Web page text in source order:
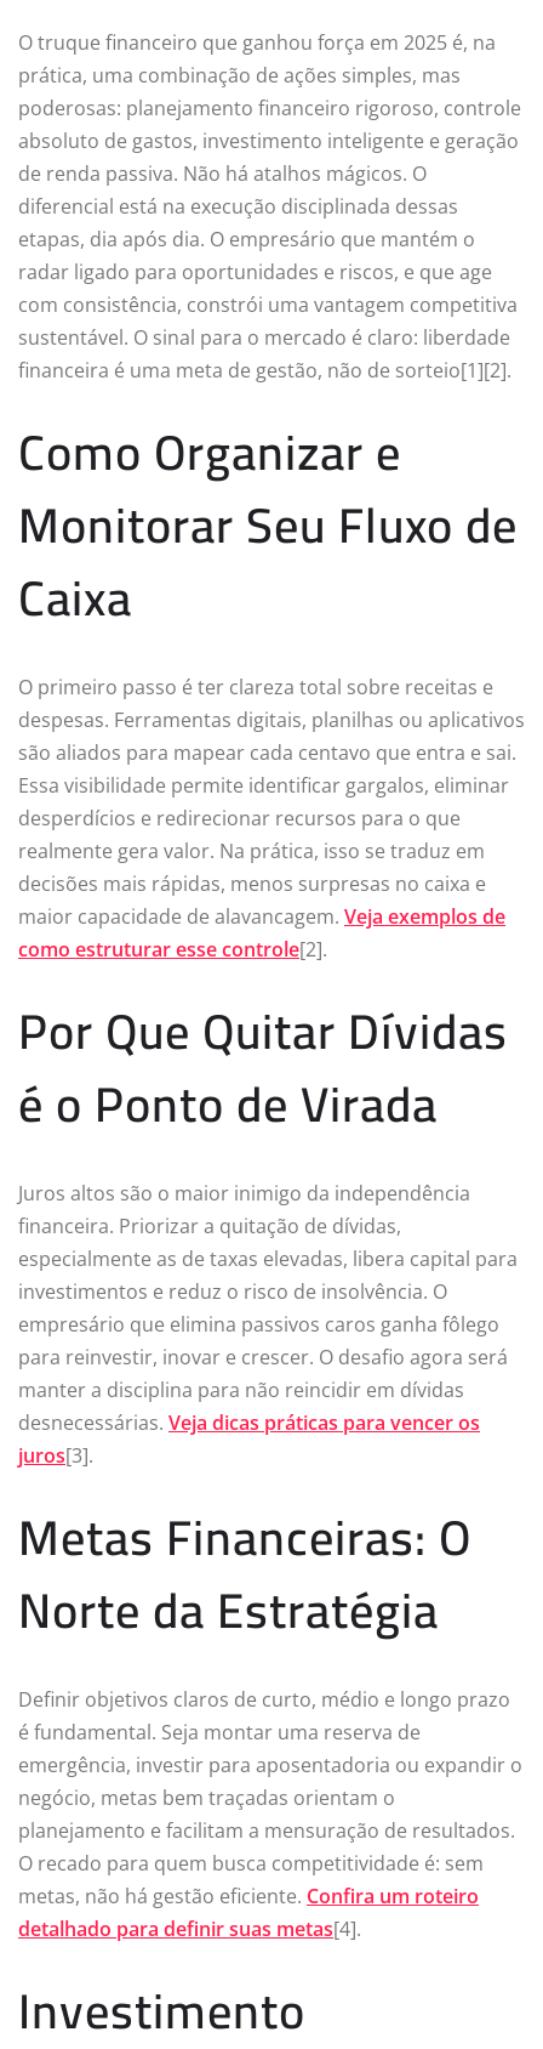
O truque financeiro que ganhou força em 2025 é, na
prática, uma combinação de ações simples, mas
poderosas: planejamento financeiro rigoroso, controle
absoluto de gastos, investimento inteligente e geração
de renda passiva. Não há atalhos mágicos. O
diferencial está na execução disciplinada dessas
etapas, dia após dia. O empresário que mantém o
radar ligado para oportunidades e riscos, e que age
com consistência, constrói uma vantagem competitiva
sustentável. O sinal para o mercado é claro: liberdade
financeira é uma meta de gestão, não de sorteio[1][2].
Como Organizar e
Monitorar Seu Fluxo de
Caixa
O primeiro passo é ter clareza total sobre receitas e
despesas. Ferramentas digitais, planilhas ou aplicativos
são aliados para mapear cada centavo que entra e sai.
Essa visibilidade permite identificar gargalos, eliminar
desperdícios e redirecionar recursos para o que
realmente gera valor. Na prática, isso se traduz em
decisões mais rápidas, menos surpresas no caixa e
maior capacidade de alavancagem. Veja exemplos de
como estruturar esse controle[2].
Por Que Quitar Dívidas
é o Ponto de Virada
Juros altos são o maior inimigo da independência
financeira. Priorizar a quitação de dívidas,
especialmente as de taxas elevadas, libera capital para
investimentos e reduz o risco de insolvência. O
empresário que elimina passivos caros ganha fôlego
para reinvestir, inovar e crescer. O desafio agora será
manter a disciplina para não reincidir em dívidas
desnecessárias. Veja dicas práticas para vencer os
juros[3].
Metas Financeiras: O
Norte da Estratégia
Definir objetivos claros de curto, médio e longo prazo
é fundamental. Seja montar uma reserva de
emergência, investir para aposentadoria ou expandir o
negócio, metas bem traçadas orientam o
planejamento e facilitam a mensuração de resultados.
O recado para quem busca competitividade é: sem
metas, não há gestão eficiente. Confira um roteiro
detalhado para definir suas metas[4].
Investimento